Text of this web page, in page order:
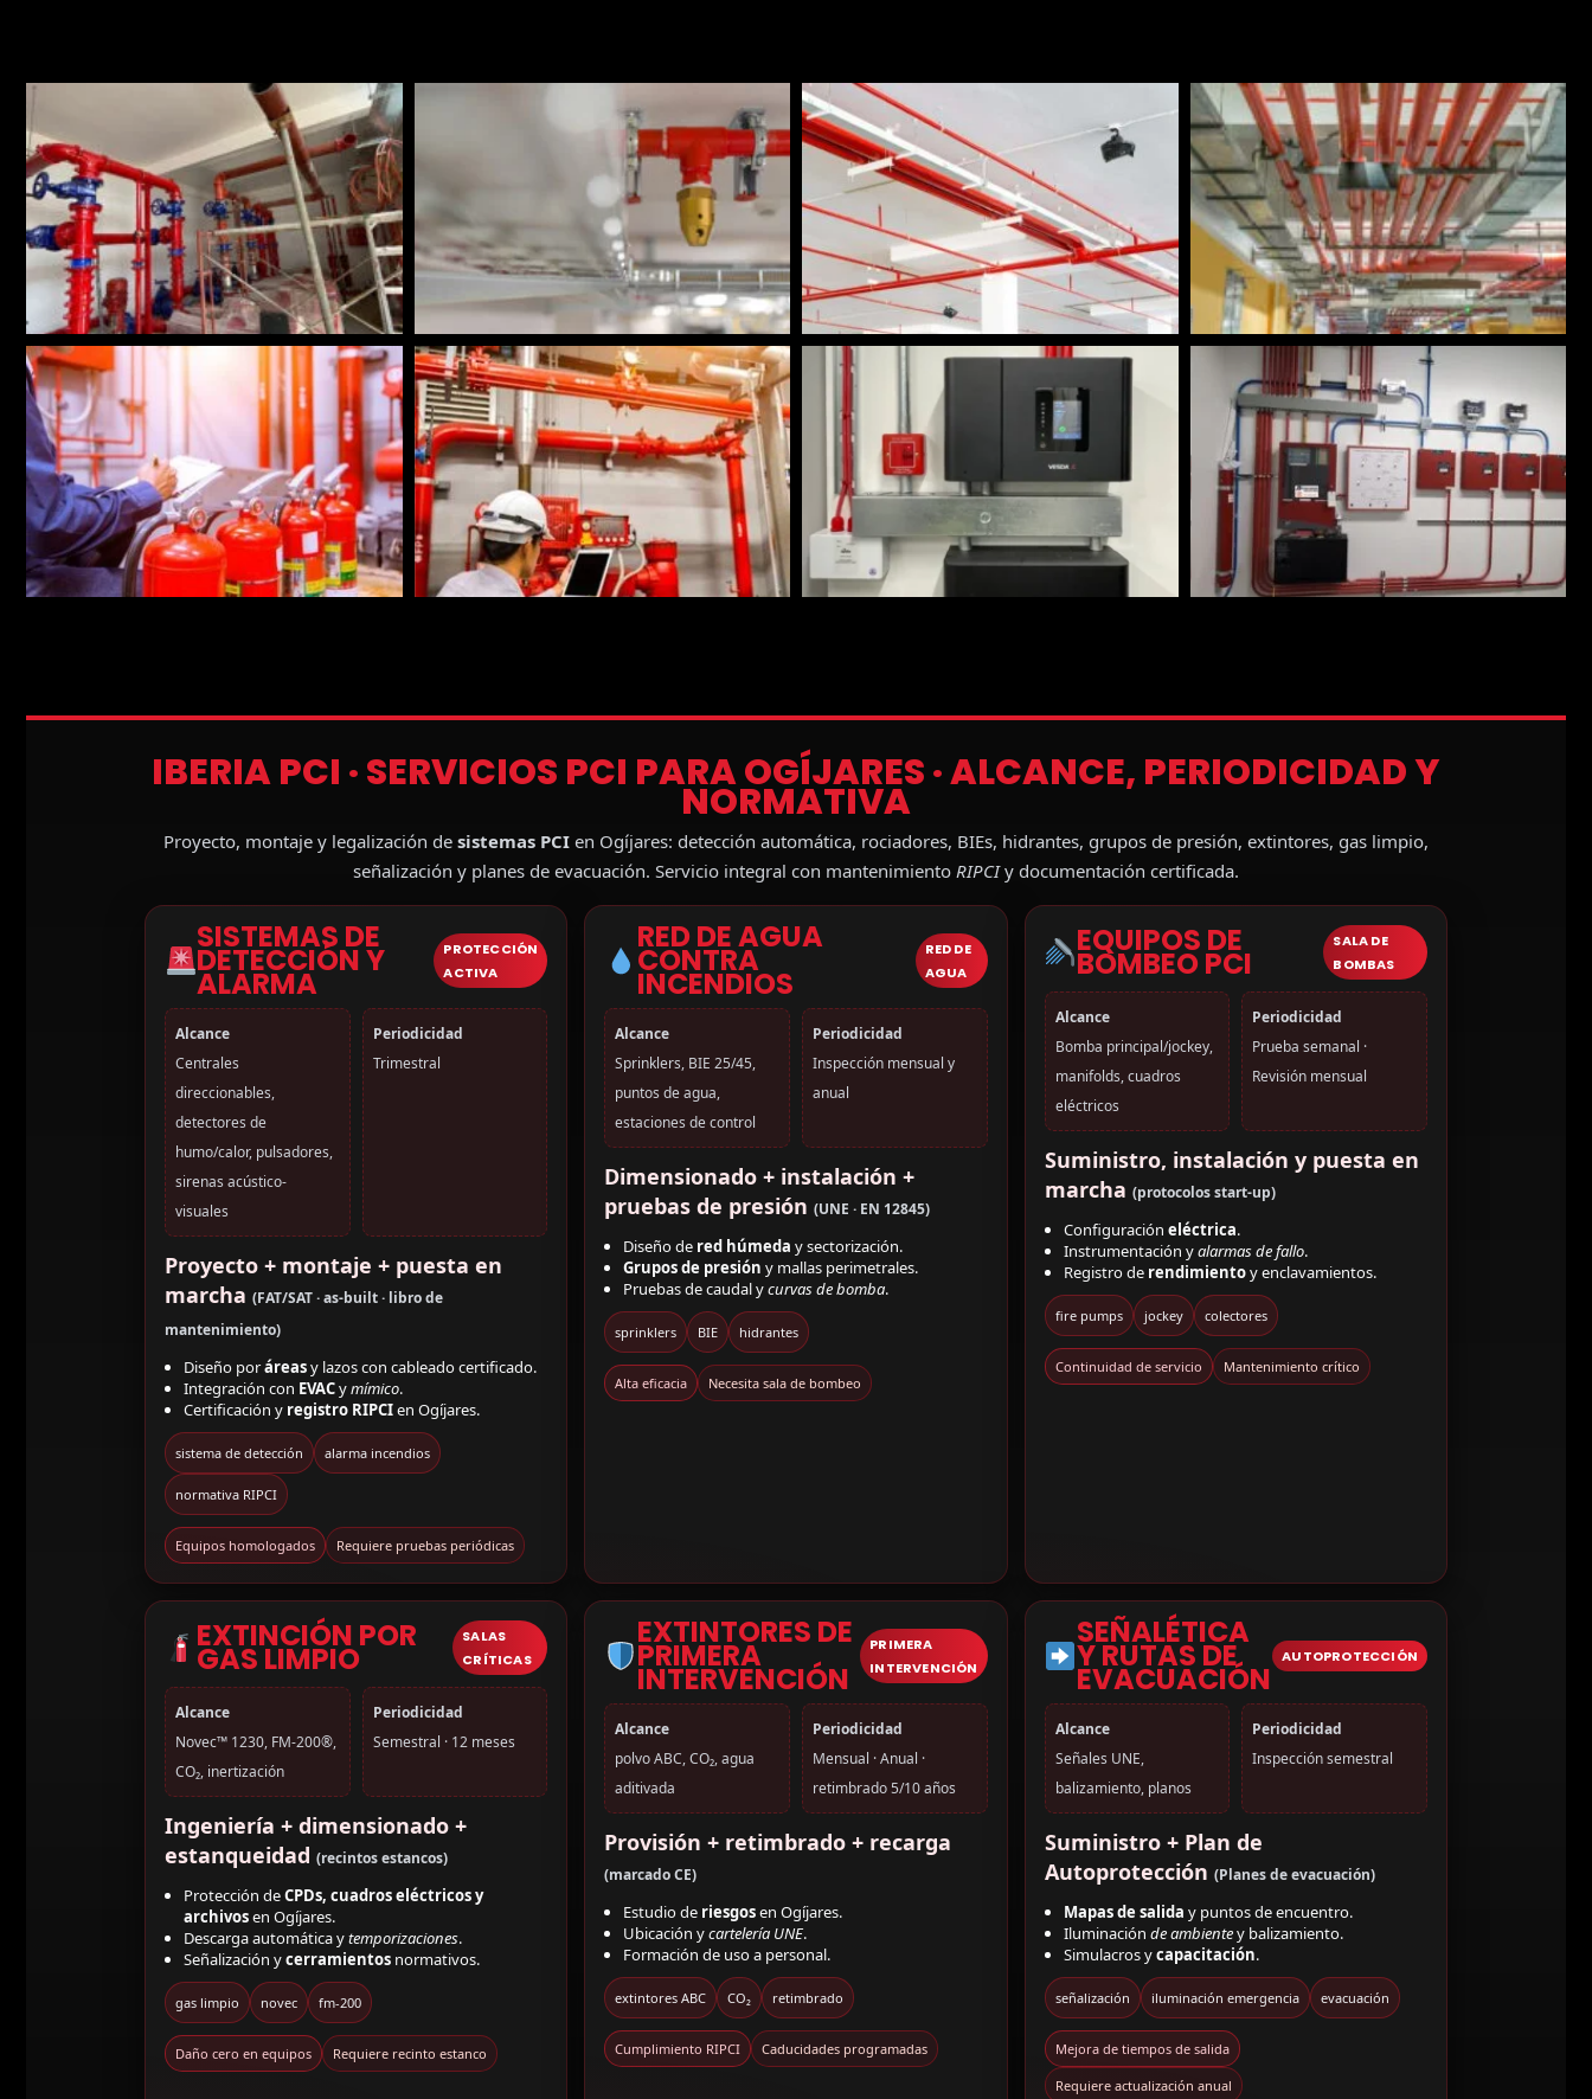
IBERIA PCI · SERVICIOS PCI PARA OGÍJARES · ALCANCE, PERIODICIDAD Y
NORMATIVA
Proyecto, montaje y legalización de sistemas PCI en Ogíjares: detección automática, rociadores, BIEs, hidrantes, grupos de presión, extintores, gas limpio,
señalización y planes de evacuación. Servicio integral con mantenimiento RIPCIy documentación certificada.
SISTEMAS DE
DETECCIÓN Y
ALARMA
PROTECCIÓN
ACTIVA
Alcance
Centrales
direccionables,
detectores de
humo/calor, pulsadores,
sirenas acústico-
visuales
Periodicidad
Trimestral
Proyecto + montaje + puesta en
marcha (FAT/SAT · as-built · libro de
mantenimiento)
Diseño poráreasy lazos con cableado certificado.
Integración con EVACymímico.
Certificación y registro RIPCIen Ogíjares.
sistema de detección alarma incendios
normativa RIPCI
Equipos homologados Requiere pruebas periódicas
RED DE AGUA
CONTRA
INCENDIOS
RED DE
AGUA
Alcance
Sprinklers, BIE 25/45,
puntos de agua,
estaciones de control
Periodicidad
Inspección mensual y
anual
Dimensionado + instalación +
pruebas de presión(UNE · EN 12845)
Diseño de red húmeda y sectorización.
Grupos de presión y mallas perimetrales.
Pruebas de caudal ycurvas de bomba.
sprinklers BIE hidrantes
Alta eficacia Necesita sala de bombeo
EQUIPOS DE
BOMBEO PCI
SALA DE
BOMBAS
Alcance
Bomba principal/jockey,
manifolds, cuadros
eléctricos
Periodicidad
Prueba semanal ·
Revisión mensual
Suministro, instalación y puesta en
marcha (protocolos start-up)
Configuración eléctrica.
Instrumentación yalarmas de fallo.
Registro de rendimientoy enclavamientos.
fire pumps jockey colectores
Continuidad de servicio Mantenimiento crítico
EXTINCIÓN POR
GAS LIMPIO
SALAS
CRÍTICAS
Alcance
Novec™ 1230, FM-200®,
CO₂, inertización
Periodicidad
Semestral · 12 meses
Ingeniería + dimensionado +
estanqueidad (recintos estancos)
Protección deCPDs, cuadros eléctricos y
archivosen Ogíjares.
Descarga automática ytemporizaciones.
Señalización ycerramientos normativos.
gas limpio novec fm-200
Daño cero en equipos Requiere recinto estanco
EXTINTORES DE
PRIMERA
INTERVENCIÓN
PRIMERA
INTERVENCIÓN
Alcance
polvo ABC, CO₂, agua
aditivada
Periodicidad
Mensual · Anual ·
retimbrado 5/10 años
Provisión + retimbrado + recarga
(marcado CE)
Estudio de riesgosen Ogíjares.
Ubicación ycartelería UNE.
Formación de uso a personal.
extintores ABC CO₂ retimbrado
Cumplimiento RIPCI Caducidades programadas
SEÑALÉTICA
Y RUTAS DE
EVACUACIÓN
AUTOPROTECCIÓN
Alcance
Señales UNE,
balizamiento, planos
Periodicidad
Inspección semestral
Suministro + Plan de
Autoprotección (Planes de evacuación)
Mapas de salida y puntos de encuentro.
Iluminación de ambientey balizamiento.
Simulacros ycapacitación.
señalización iluminación emergencia evacuación
Mejora de tiempos de salida
Requiere actualización anual